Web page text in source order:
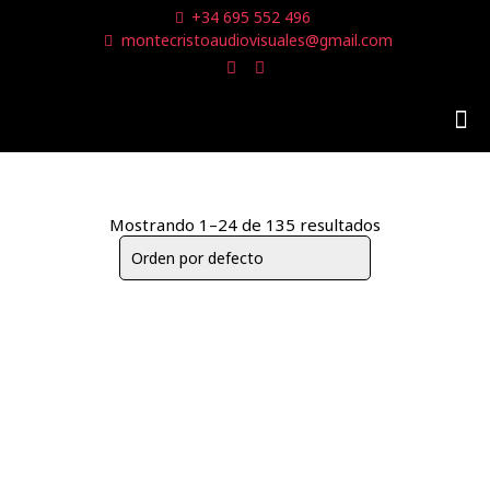
+34 695 552 496
montecristoaudiovisuales@gmail.com
Mostrando 1–24 de 135 resultados